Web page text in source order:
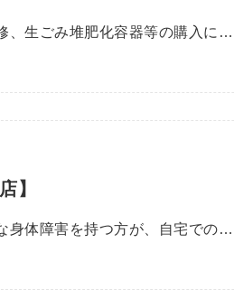
、生ごみ堆肥化容器等の購入に…
】
身体障害を持つ方が、自宅での…